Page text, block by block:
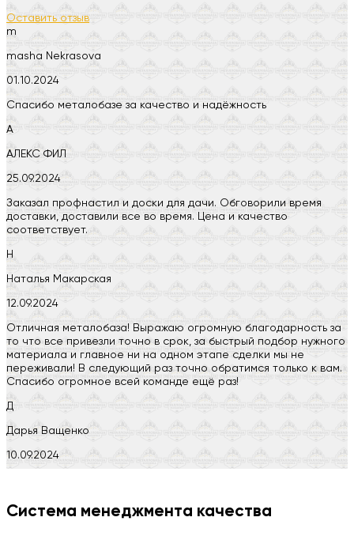
Оставить отзыв
m
masha Nekrasova
01.10.2024
Спасибо металобазе за качество и надёжность
А
АЛЕКС ФИЛ
25.09.2024
Заказал профнастил и доски для дачи. Обговорили время
доставки, доставили все во время. Цена и качество
соответствует.
Н
Наталья Макарская
12.09.2024
Отличная металобаза! Выражаю огромную благодарность за
то что все привезли точно в срок, за быстрый подбор нужного
материала и главное ни на одном этапе сделки мы не
переживали! В следующий раз точно обратимся только к вам.
Спасибо огромное всей команде ещё раз!
Д
Дарья Ващенко
10.09.2024
H
Система менеджмента качества